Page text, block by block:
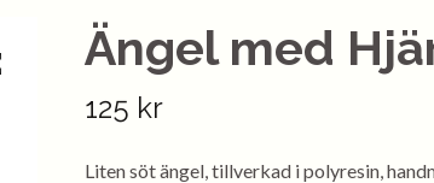
Ängel med
125 kr
Liten söt ängel, tillverkad i polyresin,